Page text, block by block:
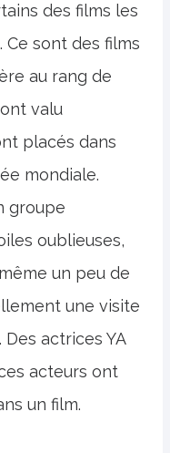
des films les
Ce sont des films
au rang de
valu
placés dans
mondiale.
groupe
oublieuses,
un peu de
une visite
actrices YA
acteurs ont
un film.